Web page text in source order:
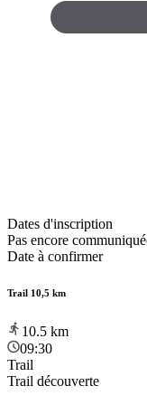
Dates d'inscription
Pas encore
Date à confirmer
Trail 10,5 km
10.5 km
09:30
Trail
Trail découverte